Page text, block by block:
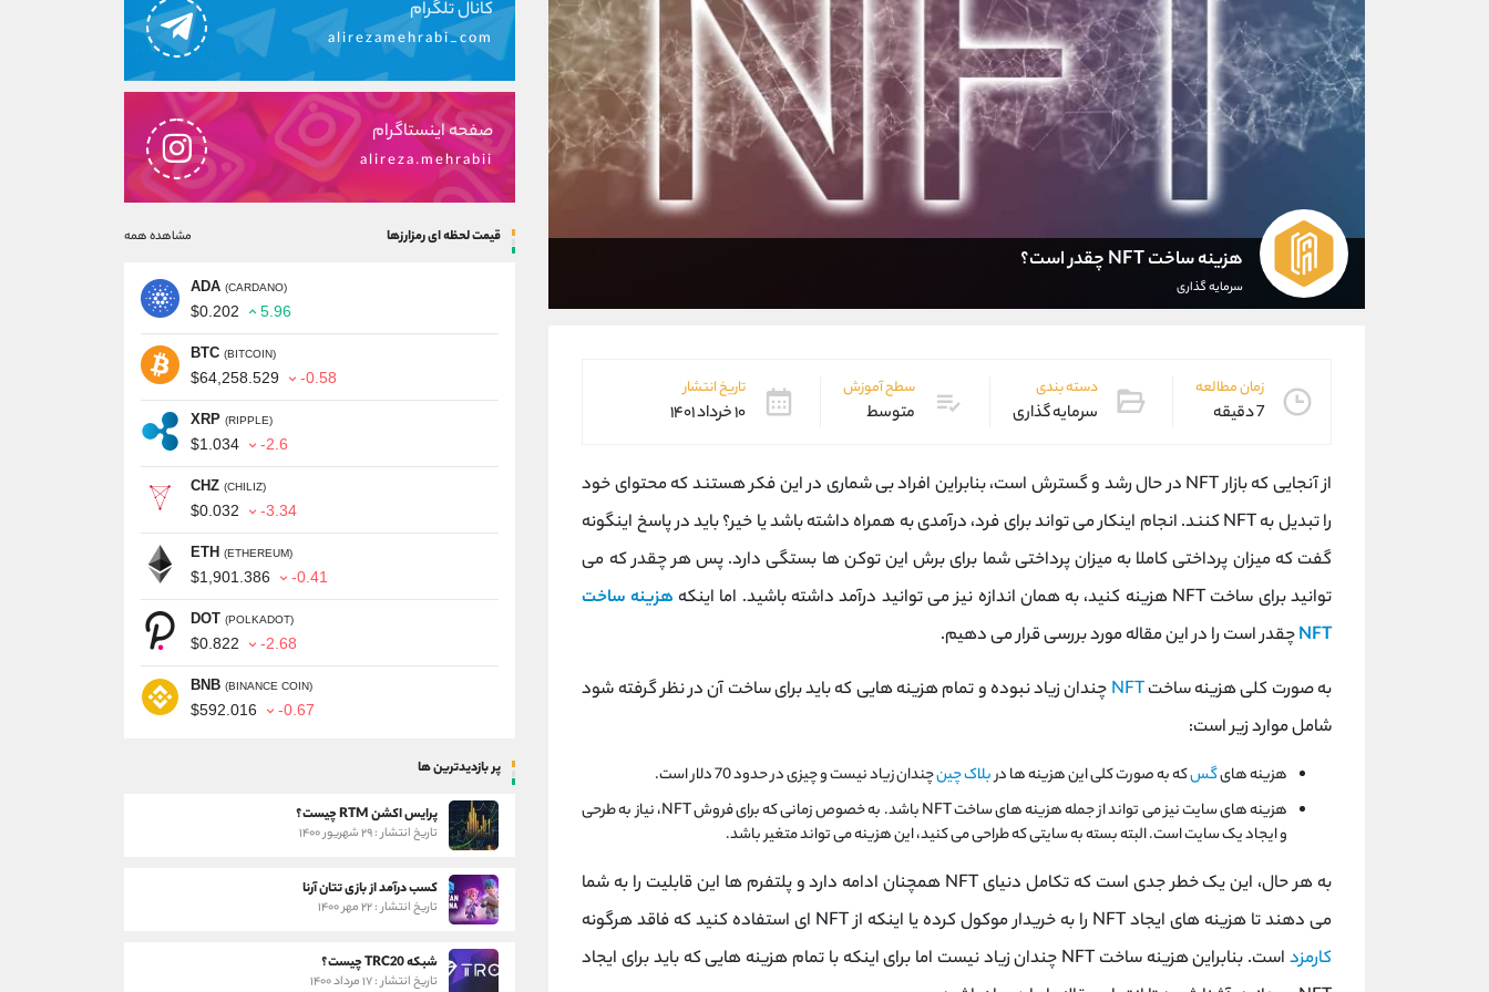
هزینه ساخت NFT چقدر است؟
سرمایه گذاری
زمان مطالعه
7 دقیقه
دسته بندی
سرمایه گذاری
سطح آموزش
متوسط
تاریخ انتشار
۱۰ خرداد ۱۴۰۱
از آنجایی که بازار NFT در حال رشد و گسترش است، بنابراین افراد بی شماری در این فکر هستند که محتوای خود
را تبدیل به NFT کنند. انجام اینکار می تواند برای فرد، درآمدی به همراه داشته باشد یا خیر؟ باید در پاسخ اینگونه
گفت که میزان پرداختی کاملا به میزان پرداختی شما برای برش این توکن ها بستگی دارد. پس هر چقدر که می
توانید برای ساخت NFT هزینه کنید، به همان اندازه نیز می توانید درآمد داشته باشید. اما اینکه
هزینه ساخت
NFTچقدر است را در این مقاله مورد بررسی قرار می دهیم.
به صورت کلی هزینه ساختNFT چندان زیاد نبوده و تمام هزینه هایی که باید برای ساخت آن در نظر گرفته شود
شامل موارد زیر است:
هزینه هایگسکه به صورت کلی این هزینه ها دربلاک چینچندان زیاد نیست و چیزی در حدود 70 دلار است.
هزینه های سایت نیز می تواند از جمله هزینه های ساخت NFT باشد. به خصوص زمانی که برای فروش NFT، نیاز به طرحی
و ایجاد یک سایت است. البته بسته به سایتی که طراحی می کنید، این هزینه می تواند متغیر باشد.
به هر حال، این یک خطر جدی است که تکامل دنیای NFT همچنان ادامه دارد و پلتفرم ها این قابلیت را به شما
می دهند تا هزینه های ایجاد NFT را به خریدار موکول کرده یا اینکه از NFT ای استفاده کنید که فاقد هرگونه
کارمزد
است. بنابراین هزینه ساخت NFT چندان زیاد نیست اما برای اینکه با تمام هزینه هایی که باید برای ایجاد
کانال تلگرام
alirezamehrabi_com
صفحه اینستاگرام
alireza.mehrabii
قیمت لحظه ای رمزارزها مشاهده همه
ADA (CARDANO)
$0.202 5.96
BTC (BITCOIN)
$64,258.529 -0.58
XRP (RIPPLE)
$1.034 -2.6
CHZ (CHILIZ)
$0.032 -3.34
ETH (ETHEREUM)
$1,901.386 -0.41
DOT (POLKADOT)
$0.822 -2.68
BNB (BINANCE COIN)
$592.016 -0.67
پر بازدیدترین ها
پرایس اکشن RTM چیست؟
تاریخ انتشار : ۲۹ شهریور ۱۴۰۰
کسب درآمد از بازی تتان آرنا
تاریخ انتشار : ۲۲ مهر ۱۴۰۰
شبکه TRC20 چیست؟
تاریخ انتشار : ۱۷ مرداد ۱۴۰۰